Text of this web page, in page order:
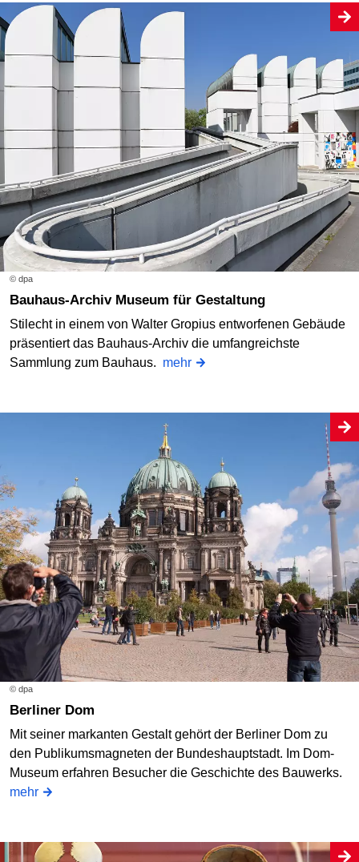
© dpa
Bauhaus-Archiv Museum für Gestaltung
Stilecht in einem von Walter Gropius entworfenen Gebäude
präsentiert das Bauhaus-Archiv die umfangreichste
Sammlung zum Bauhaus. mehr
© dpa
Berliner Dom
Mit seiner markanten Gestalt gehört der Berliner Dom zu
den Publikumsmagneten der Bundeshauptstadt. Im Dom-
Museum erfahren Besucher die Geschichte des Bauwerks.
mehr